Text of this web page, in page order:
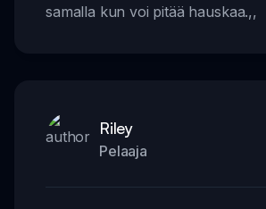
samalla kun voi pitää hauskaa.,,
Riley
Pelaaja